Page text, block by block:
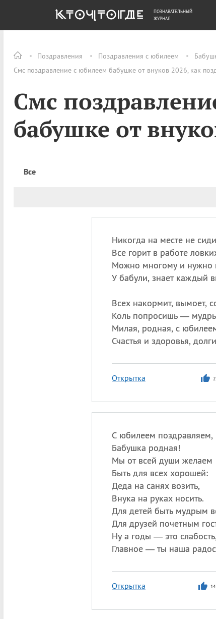
Поздравления Поздравления с юбилеем
Смс поздравление с юбилеем бабушке от внуков 2026, как
Смс
бабушке от
Все
Никогда на месте не
Все горит в работе
Можно многому и нужно
У бабули, знает каждый
Всех накормит, вымоет,
Коль попросишь —
Милая, родная, с
Счастья и здоровья,
Открытка
С юбилеем поздравляем,
Бабушка родная!
Мы от всей души желаем
Быть для всех хорошей:
Деда на санях возить,
Внука на руках носить.
Для детей быть мудрым
Для друзей почетным
Ну а годы — это
Главное — ты наша
Открытка
ОБЩЕСТВО ДЕНЬГИ
ПОЗНАВАТЕЛЬНЫЙ
ЖУРНАЛ